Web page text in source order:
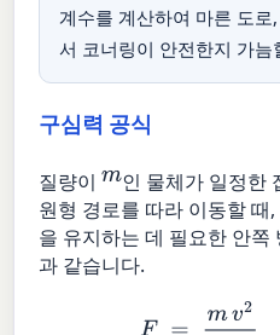
계수를 계산하여 마른 도
서 코너링이 안전한지 가
구심력 공식
질량이m인 물체가 일정한
원형 경로를 따라 이동할 때
을 유지하는 데 필요한 안쪽
과 같습니다.
F=mv